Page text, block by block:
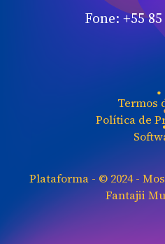
Fone: +55
Termos
Política de
Plataforma - © 2024 -
Fantajii